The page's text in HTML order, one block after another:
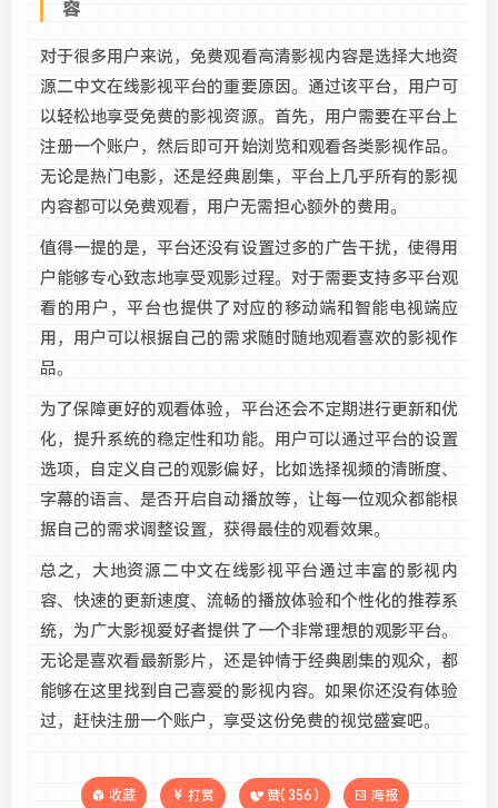
容
对于很多用户来说，免费观看高清影视内容是选择大地资
源二中文在线影视平台的重要原因。通过该平台，用户可
以轻松地享受免费的影视资源。首先，用户需要在平台上
注册一个账户，然后即可开始浏览和观看各类影视作品。
无论是热门电影，还是经典剧集，平台上几乎所有的影视
内容都可以免费观看，用户无需担心额外的费用。
值得一提的是，平台还没有设置过多的广告干扰，使得用
户能够专心致志地享受观影过程。对于需要支持多平台观
看的用户，平台也提供了对应的移动端和智能电视端应
用，用户可以根据自己的需求随时随地观看喜欢的影视作
品。
为了保障更好的观看体验，平台还会不定期进行更新和优
化，提升系统的稳定性和功能。用户可以通过平台的设置
选项，自定义自己的观影偏好，比如选择视频的清晰度、
字幕的语言、是否开启自动播放等，让每一位观众都能根
据自己的需求调整设置，获得最佳的观看效果。
总之，大地资源二中文在线影视平台通过丰富的影视内
容、快速的更新速度、流畅的播放体验和个性化的推荐系
统，为广大影视爱好者提供了一个非常理想的观影平台。
无论是喜欢看最新影片，还是钟情于经典剧集的观众，都
能够在这里找到自己喜爱的影视内容。如果你还没有体验
过，赶快注册一个账户，享受这份免费的视觉盛宴吧。
收藏 打赏 赞( 356 ) 海报